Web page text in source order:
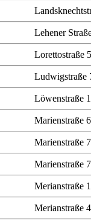
Lehener
Lorettostraße
Ludwigstraße
Löwenstraße 1
Marienstraße 6
Marienstraße 7
Marienstraße 7
Merianstraße
Merianstraße